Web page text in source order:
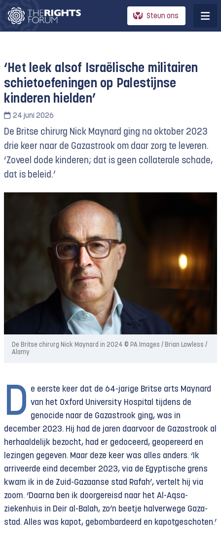
Steun ons
‘Het leek alsof Israëlische militairen
schietoefeningen op Palestijnse
kinderen hielden’
24 juni 2026
De Britse chirurg Nick Maynard ging na oktober 2023
drie keer naar de Gazastrook om daar zorg te leveren.
‘Zoveel dode kinderen; dat is geen collaterale schade,
dat is beleid.’
De Britse chirurg Nick Maynard in 2024 © PA Images / Brian Lawless /
Alamy
D e eerste keer dat de 64-jarige Britse arts Maynard
van het Oxford University Hospital tijdens de
genocide naar de Gazastrook ging, was in
december 2023. Hij had de jaren daarvoor de Gazastrook al
herhaaldelijk bezocht, had er gedoceerd, geopereerd en
lezingen gegeven. Maar deze keer was alles anders. ‘Ik
arriveerde eind december 2023, via de Egyptische grens
kwam ik in de Zuid-Gazaanse stad Rafah’, vertelt hij via
zoom. ‘Daarna ben ik doorgereisd naar het Al-Aqsa-
ziekenhuis in Deir al-Balah, zo’n beetje halverwege Gaza-
stad. Alles was kapot, gebombardeerd en kapotgeschoten.’